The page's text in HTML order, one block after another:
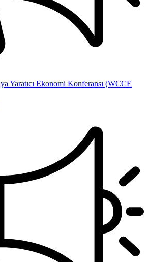
Yaratıcı Ekonomi Konferansı (WCCE